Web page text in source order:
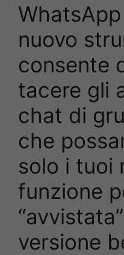
nuovo
consente
tacere gli
chat di
che
solo i tuoi
funzione
versione